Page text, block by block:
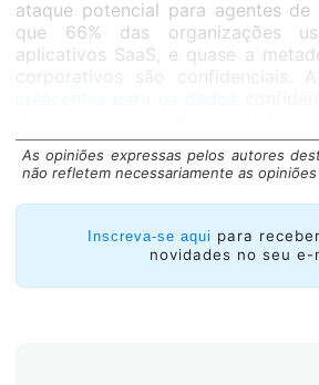
ataque potencial para agentes de
que 66% das organizações
aplicativos SaaS, e quase a
corporativos são confidenciais.
com menos de 10% das empresas
ou mais dos seus dados
“A escalabilidade e flexibilidade
não é surpresa que sejam
estratégias de segurança. No
superfície de ataque da
As opiniões expressas pelos autores
não refletem necessariamente as opiniões
Inscreva-se aqui para
novidades no seu e-